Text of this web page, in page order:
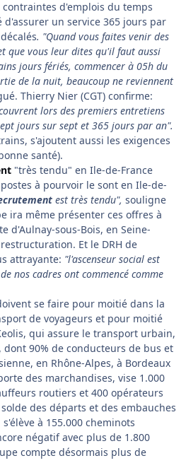
d'emplois du temps
d'assurer un service 365 jours par
. "Quand vous faites venir des
que vous leur dites qu'il faut aussi
jours fériés, commencer à 05h du
de la nuit, beaucoup ne reviennent
Thierry Nier (CGT) confirme:
lors des premiers entretiens
jours sur sept et 365 jours par an".
s'ajoutent aussi les exigences
santé).
"très tendu" en Ile-de-France
à pourvoir le sont en Ile-de-
est très tendu", souligne
ira même présenter ces offres à
d'Aulnay-sous-Bois, en Seine-
Et le DRH de
attrayante: "l'ascenseur social est
nos cadres ont commencé comme
se faire pour moitié dans la
de voyageurs et pour moitié
qui assure le transport urbain,
dont 90% de conducteurs de bus et
en Rhône-Alpes, à Bordeaux
des marchandises, vise 1.000
routiers et 400 opérateurs
des départs et des embauches
à 155.000 cheminots
négatif avec plus de 1.800
compte désormais plus de